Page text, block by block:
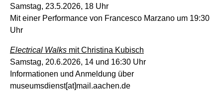
Samstag, 23.5.2026, 18 Uhr
Mit einer Performance von Francesco Marzano um 19:30
Uhr
Electrical Walks mit Christina Kubisch
Samstag, 20.6.2026, 14 und 16:30 Uhr
Informationen und Anmeldung über
museumsdienst[at]mail.aachen.de